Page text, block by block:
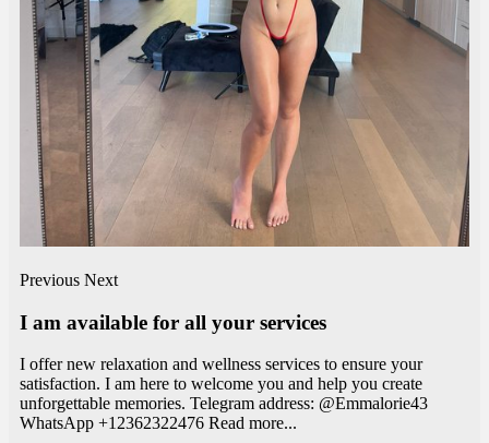
Previous Next
I am available for all your services
I offer new relaxation and wellness services to ensure your
satisfaction. I am here to welcome you and help you create
unforgettable memories. Telegram address: @Emmalorie43
WhatsApp +12362322476 Read more...